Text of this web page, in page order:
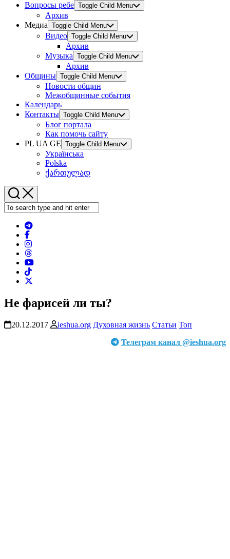
Вопросы ребе Toggle Child Menu
Архив
Медиа Toggle Child Menu
Видео Toggle Child Menu
Архив
Музыка Toggle Child Menu
Архив
Общины Toggle Child Menu
Новости общин
Межобщинные события
Календарь
Контакты Toggle Child Menu
Блог портала
Как помочь сайту
PL UA GE Toggle Child Menu
Українська
Polska
ქართულად
Не фарисей ли ты?
20.12.2017 ieshua.org Духовная жизнь Статьи Топ
Телеграм канал @ieshua.org